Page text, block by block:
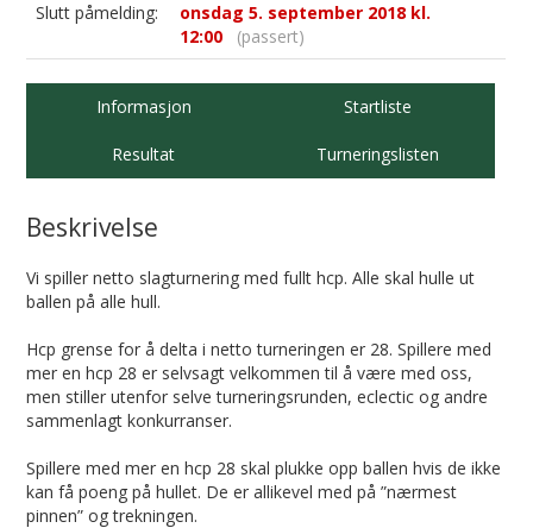
Slutt påmelding:
onsdag 5. september 2018 kl.
12:00 (passert)
Informasjon Startliste
Resultat Turneringslisten
Beskrivelse
Vi spiller netto slagturnering med fullt hcp. Alle skal hulle ut
ballen på alle hull.
Hcp grense for å delta i netto turneringen er 28. Spillere med
mer en hcp 28 er selvsagt velkommen til å være med oss,
men stiller utenfor selve turneringsrunden, eclectic og andre
sammenlagt konkurranser.
Spillere med mer en hcp 28 skal plukke opp ballen hvis de ikke
kan få poeng på hullet. De er allikevel med på ”nærmest
pinnen” og trekningen.